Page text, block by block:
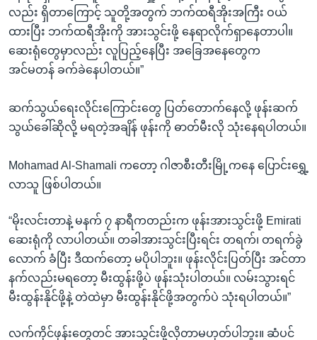
လည်း ရှိတာကြောင့် သူတို့အတွက် ဘက်ထရီအိုးအကြီး ဝယ်
ထားပြီး ဘက်ထရီအိုးကို အားသွင်းဖို့ နေရာလိုက်ရှာနေတာပါ။
ဆေးရုံတွေမှာလည်း လူပြည့်နေပြီး အခြေအနေတွေက
အင်မတန် ခက်ခဲနေပါတယ်။”
ဆက်သွယ်ရေးလိုင်းကြောင်းတွေ ပြတ်တောက်နေလို့ ဖုန်းဆက်
သွယ်ခေါ်ဆိုလို့ မရတဲ့အချိန် ဖုန်းကို ဓာတ်မီးလို သုံးနေရပါတယ်။
Mohamad Al-Shamali ကတော့ ဂါဇာစီးတီးမြို့ကနေ ပြောင်းရွှေ့
လာသူ ဖြစ်ပါတယ်။
“မိုးလင်းတာနဲ့ မနက် ၇ နာရီကတည်းက ဖုန်းအားသွင်းဖို့ Emirati
ဆေးရုံကို လာပါတယ်။ တခါအားသွင်းပြီးရင်း တရက်၊ တရက်ခွဲ
လောက် ခံပြီး ဒီထက်တော့ မပိုပါဘူး။ ဖုန်းလိုင်းပြတ်ပြီး အင်တာ
နက်လည်းမရတော့ မီးထွန်းဖို့ပဲ ဖုန်းသုံးပါတယ်။ လမ်းသွားရင်
မီးထွန်းနိုင်ဖို့နဲ့ တဲထဲမှာ မီးထွန်းနိုင်ဖို့အတွက်ပဲ သုံးရပါတယ်။”
လက်ကိုင်ဖုန်းတွေတင် အားသွင်းဖို့လိုတာမဟုတ်ပါဘူး။ ဆံပင်